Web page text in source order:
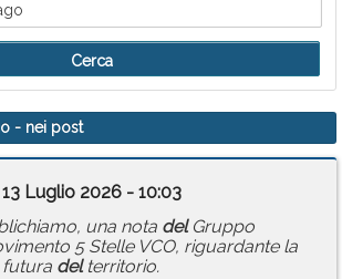
- nei post
Luglio 2026 - 10:03
una nota delGruppo
5 Stelle VCO, riguardante la
futura delterritorio.